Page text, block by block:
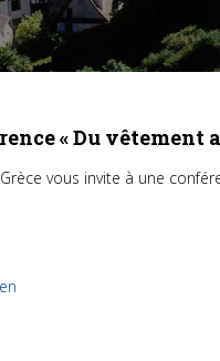
« Du
vous invite à une